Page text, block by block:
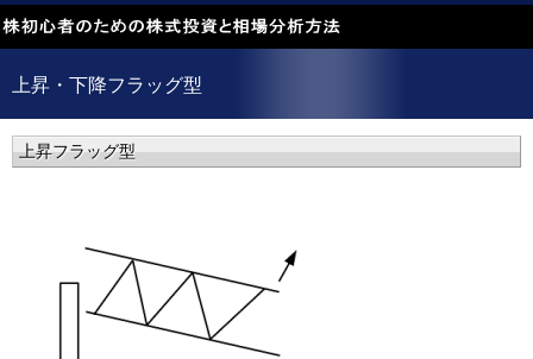
上昇・下降フラッグ型
上昇フラッグ型